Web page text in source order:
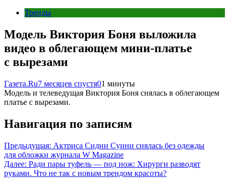
Тренды
Модель Виктория Боня выложила
видео в облегающем мини-платье
с вырезами
Газета.Ru7 месяцев спустя01 минуты
Модель и телеведущая Виктория Боня снялась в облегающем
платье с вырезами.
Навигация по записям
Предыдущая: Актриса Сидни Суини снялась без одежды
для обложки журнала W Magazine
Далее: Ради пары туфель — под нож: Хирурги разводят
руками. Что не так с новым трендом красоты?